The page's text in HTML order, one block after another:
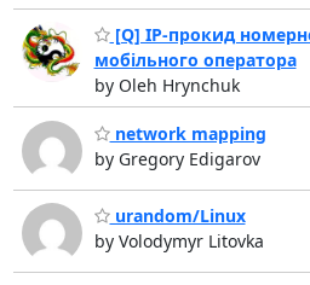
[Q] IP-прокид
мобільного оператора
by Oleh Hrynchuk
network mapping
by Gregory Edigarov
urandom/Linux
by Volodymyr Litovka